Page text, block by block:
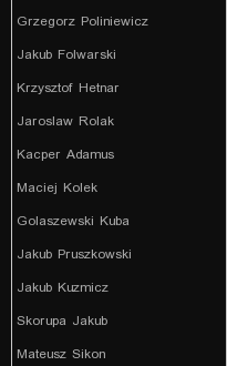
Grzegorz Poliniewicz
Jakub Folwarski
Krzysztof Hetnar
Jaroslaw Rolak
Kacper Adamus
Maciej Kolek
Golaszewski Kuba
Jakub Pruszkowski
Jakub Kuzmicz
Skorupa Jakub
Mateusz Sikon